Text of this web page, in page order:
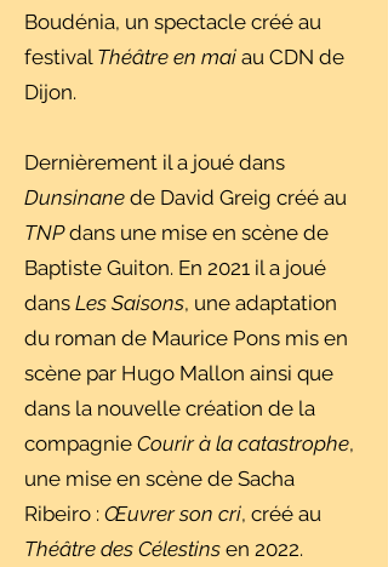
Boudénia, un spectacle créé au
festival Théâtre en mai au CDN de
Dijon.
Dernièrement il a joué dans
Dunsinane de David Greig créé au
TNPdans une mise en scène de
Baptiste Guiton. En 2021 il a joué
dans Les Saisons, une adaptation
du roman de Maurice Pons mis en
scène par Hugo Mallon ainsi que
dans la nouvelle création de la
compagnie Courir à la catastrophe,
une mise en scène de Sacha
Ribeiro : Œuvrer son cri, créé au
Théâtre des Célestins en 2022.